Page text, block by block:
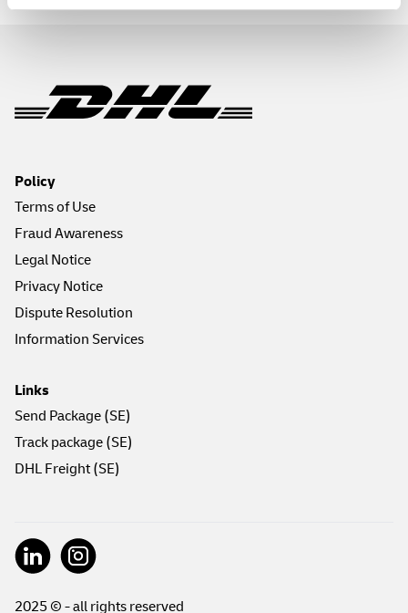
Policy
Terms of Use
Fraud Awareness
Legal Notice
Privacy Notice
Dispute Resolution
Information Services
Links
Send Package (SE)
Track package (SE)
DHL Freight (SE)
2025 © - all rights reserved